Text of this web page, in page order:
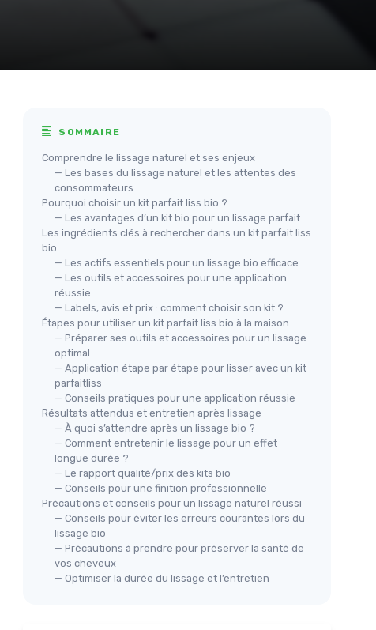
SOMMAIRE
Comprendre le lissage naturel et ses enjeux
— Les bases du lissage naturel et les attentes des
consommateurs
Pourquoi choisir un kit parfait liss bio ?
— Les avantages d’un kit bio pour un lissage parfait
Les ingrédients clés à rechercher dans un kit parfait liss
bio
— Les actifs essentiels pour un lissage bio efficace
— Les outils et accessoires pour une application
réussie
— Labels, avis et prix : comment choisir son kit ?
Étapes pour utiliser un kit parfait liss bio à la maison
— Préparer ses outils et accessoires pour un lissage
optimal
— Application étape par étape pour lisser avec un kit
parfaitliss
— Conseils pratiques pour une application réussie
Résultats attendus et entretien après lissage
— À quoi s’attendre après un lissage bio ?
— Comment entretenir le lissage pour un effet
longue durée ?
— Le rapport qualité/prix des kits bio
— Conseils pour une finition professionnelle
Précautions et conseils pour un lissage naturel réussi
— Conseils pour éviter les erreurs courantes lors du
lissage bio
— Précautions à prendre pour préserver la santé de
vos cheveux
— Optimiser la durée du lissage et l’entretien